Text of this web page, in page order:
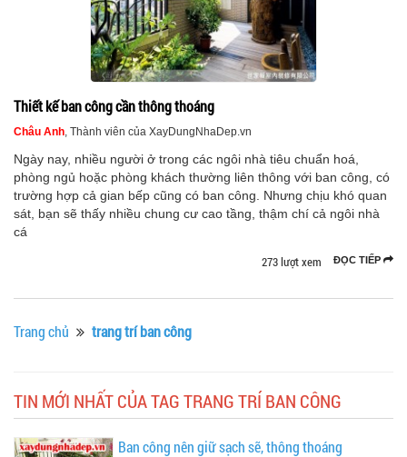
Thiết kế ban công cần thông thoáng
Châu Anh, Thành viên của XayDungNhaDep.vn
Ngày nay, nhiều người ở trong các ngôi nhà tiêu chuẩn hoá,
phòng ngủ hoặc phòng khách thường liên thông với ban công, có
trường hợp cả gian bếp cũng có ban công. Nhưng chịu khó quan
sát, bạn sẽ thấy nhiều chung cư cao tầng, thậm chí cả ngôi nhà
cá
ĐỌC TIẾP
273 lượt xem
Trang chủ trang trí ban công
TIN MỚI NHẤT CỦA TAG TRANG TRÍ BAN CÔNG
Ban công nên giữ sạch sẽ, thông thoáng